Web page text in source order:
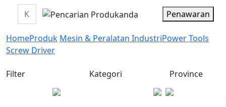
Penawaran
HomeProduk Mesin & Peralatan IndustriPower Tools
Screw Driver
Filter Kategori Province